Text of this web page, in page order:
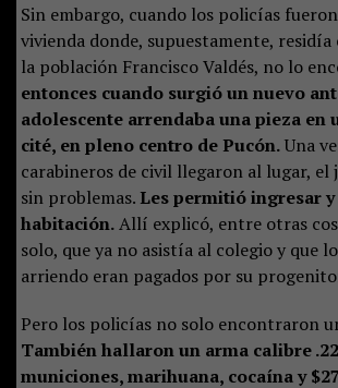
Sin embargo, cuando los policías
vivienda donde, supuestamente, residía
la población Francisco Valdés, no lo
entonces cuando surgió un nuevo
adolescente arrendaba una pieza en
cité, en pleno centro de Pucón.Una
carabineros de civil llegaron al lugar, el
sin problemas. Les permitió ingresar
habitación.Allí explicó, entre otras
solo, que ya no asistía al colegio y que
arriendo eran pagados por su
Pero los policías no solo encontraron
También hallaron un arma calibre
municiones, marihuana, cocaína y